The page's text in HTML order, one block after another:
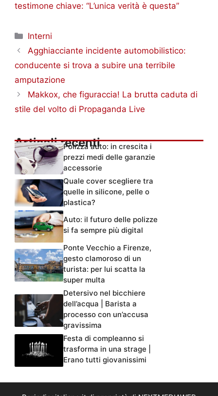
testimone chiave: “L’unica verità è questa”
Categorie
Interni
Agghiacciante incidente automobilistico:
conducente si trova a subire una terribile
amputazione
Makkox, che figuraccia! La brutta caduta di
stile del volto di Propaganda Live
Articoli recentiPolizza auto: in crescita i
prezzi medi delle garanzie
accessorie
Quale cover scegliere tra
quelle in silicone, pelle o
plastica?
Auto: il futuro delle polizze
si fa sempre più digital
Ponte Vecchio a Firenze,
gesto clamoroso di un
turista: per lui scatta la
super multa
Detersivo nel bicchiere
dell’acqua | Barista a
processo con un’accusa
gravissima
Festa di compleanno si
trasforma in una strage |
Erano tutti giovanissimi